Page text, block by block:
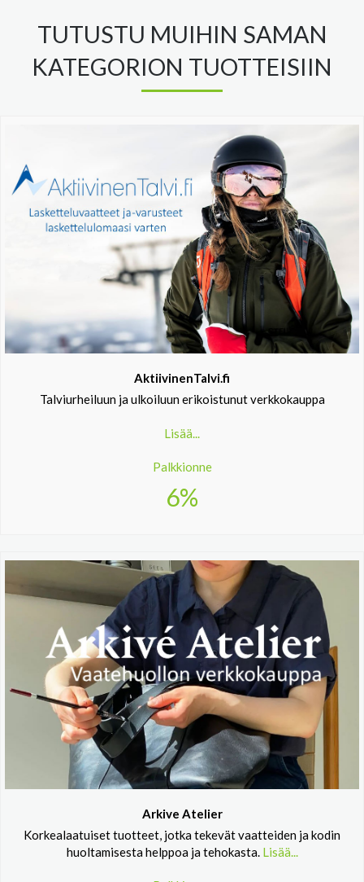
TUTUSTU MUIHIN SAMAN
KATEGORION TUOTTEISIIN
AktiivinenTalvi.fi
Talviurheiluun ja ulkoiluun erikoistunut verkkokauppa
Lisää...
Palkkionne
6%
Arkive Atelier
Korkealaatuiset tuotteet, jotka tekevät vaatteiden ja kodin
huoltamisesta helppoa ja tehokasta. Lisää...